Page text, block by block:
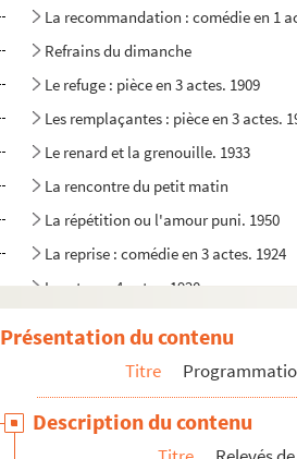
La recommandation : comédie en 1
Refrains du dimanche
Le refuge : pièce en 3 actes. 1909
Les remplaçantes : pièce en 3 actes.
Le renard et la grenouille. 1933
La rencontre du petit matin
La répétition ou l'amour puni. 1950
La reprise : comédie en 3 actes. 1924
Le retour : 4 actes. 1920
La revue de Rip
Présentation du contenu
Titre
Description du contenu